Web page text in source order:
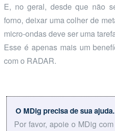
E, no geral, desde que não
forno, deixar uma colher de
micro-ondas deve ser uma
Esse é apenas mais um
com o RADAR.
O MDig precisa de sua ajuda.
Por favor, apoie o MDig